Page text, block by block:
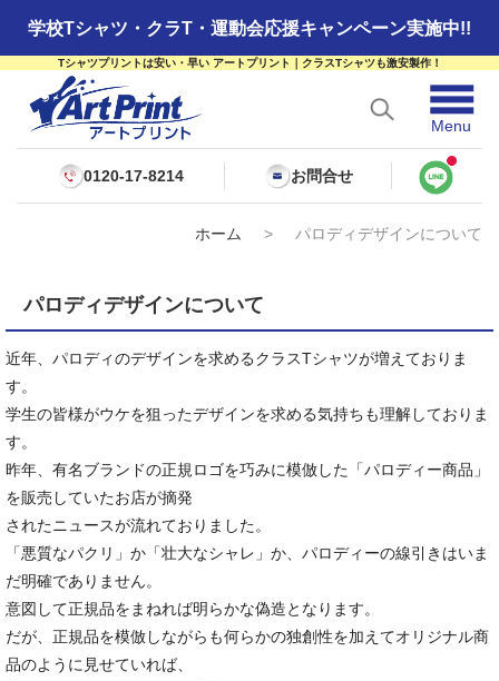
学校Tシャツ・クラT・運動会応援キャンペーン実施中!!
Tシャツプリントは安い・早い アートプリント｜クラスTシャツも激安製作！
☰
Menu
0120-17-8214 お問合せ
ホーム > パロディデザインについて
パロディデザインについて
近年、パロディのデザインを求めるクラスTシャツが増えておりま
す。
学生の皆様がウケを狙ったデザインを求める気持ちも理解しておりま
す。
昨年、有名ブランドの正規ロゴを巧みに模倣した「パロディー商品」
を販売していたお店が摘発
されたニュースが流れておりました。
「悪質なパクリ」か「壮大なシャレ」か、パロディーの線引きはいま
だ明確でありません。
意図して正規品をまねれば明らかな偽造となります。
だが、正規品を模倣しながらも何らかの独創性を加えてオリジナル商
品のように見せていれば、